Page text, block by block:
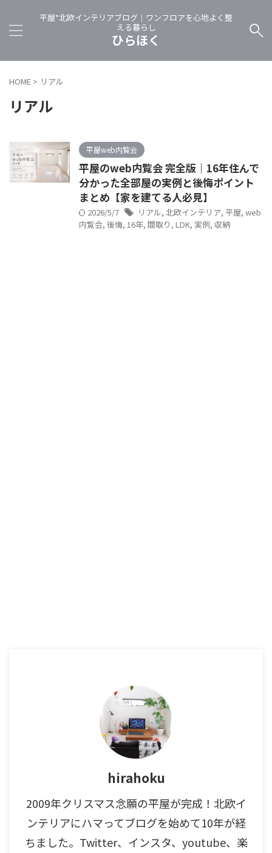
平屋*北欧インテリアブログ｜ワンフロアを心地よく整
える暮らし
ひらほく
HOME > リアル
リアル
平屋web内覧会
平屋のweb内覧会 完全版｜16年住んで
分かった全部屋の実例と後悔ポイント
まとめ【家を建てる人必見】
2026/5/7 リアル, 北欧インテリア, 平屋, web
内覧会, 後悔, 16年, 間取り , LDK, 実例, 収納
hirahoku
2009年クリスマス念願の平屋が完成！北欧イ
ンテリアにハマってブログを始めて10年が経
ちました。Twitter、インスタ、youtube、楽